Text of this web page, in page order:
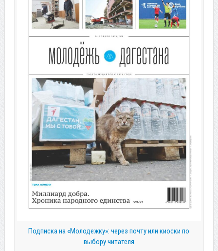
Подписка на «Молодежку»: через почту или киоски по
выбору читателя